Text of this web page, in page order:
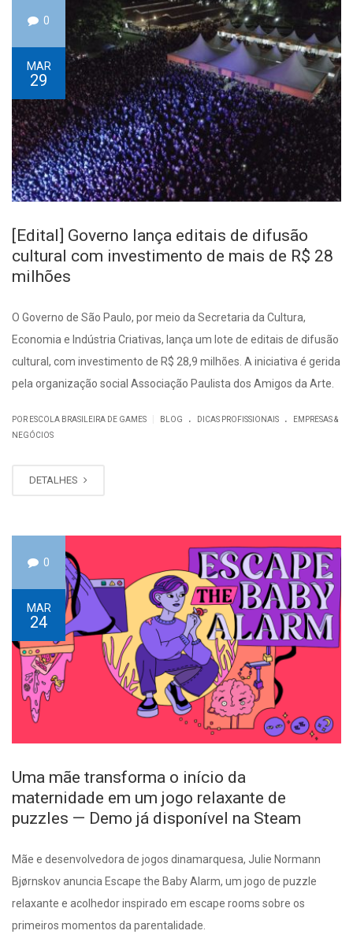
0
MAR
29
[Edital] Governo lança editais de difusão
cultural com investimento de mais de R$ 28
milhões
O Governo de São Paulo, por meio da Secretaria da Cultura,
Economia e Indústria Criativas, lança um lote de editais de difusão
cultural, com investimento de R$ 28,9 milhões. A iniciativa é gerida
pela organização social Associação Paulista dos Amigos da Arte.
POR ESCOLA BRASILEIRA DE GAMES BLOG . DICAS PROFISSIONAIS .
EMPRESAS &
NEGÓCIOS
DETALHES
0
MAR
24
Uma mãe transforma o início da
maternidade em um jogo relaxante de
puzzles — Demo já disponível na Steam
Mãe e desenvolvedora de jogos dinamarquesa, Julie Normann
Bjørnskov anuncia Escape the Baby Alarm, um jogo de puzzle
relaxante e acolhedor inspirado em escape rooms sobre os
primeiros momentos da parentalidade.